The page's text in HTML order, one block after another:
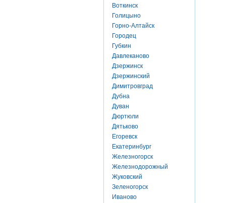
Воткинск
Голицыно
Горно-Алтайск
Городец
Губкин
Давлеканово
Дзержинск
Дзержинский
Димитровград
Дубна
Дуван
Дюртюли
Дятьково
Егоревск
Екатеринбург
Железногорск
Железнодорожный
Жуковский
Зеленогорск
Иваново